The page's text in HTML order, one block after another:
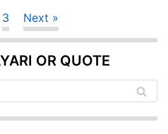
3 Next »
OR QUOTE